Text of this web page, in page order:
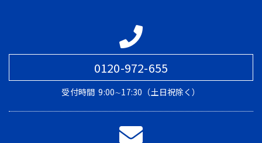
0120-972-655
受付時間 9:00∼17:30（土日祝除く）